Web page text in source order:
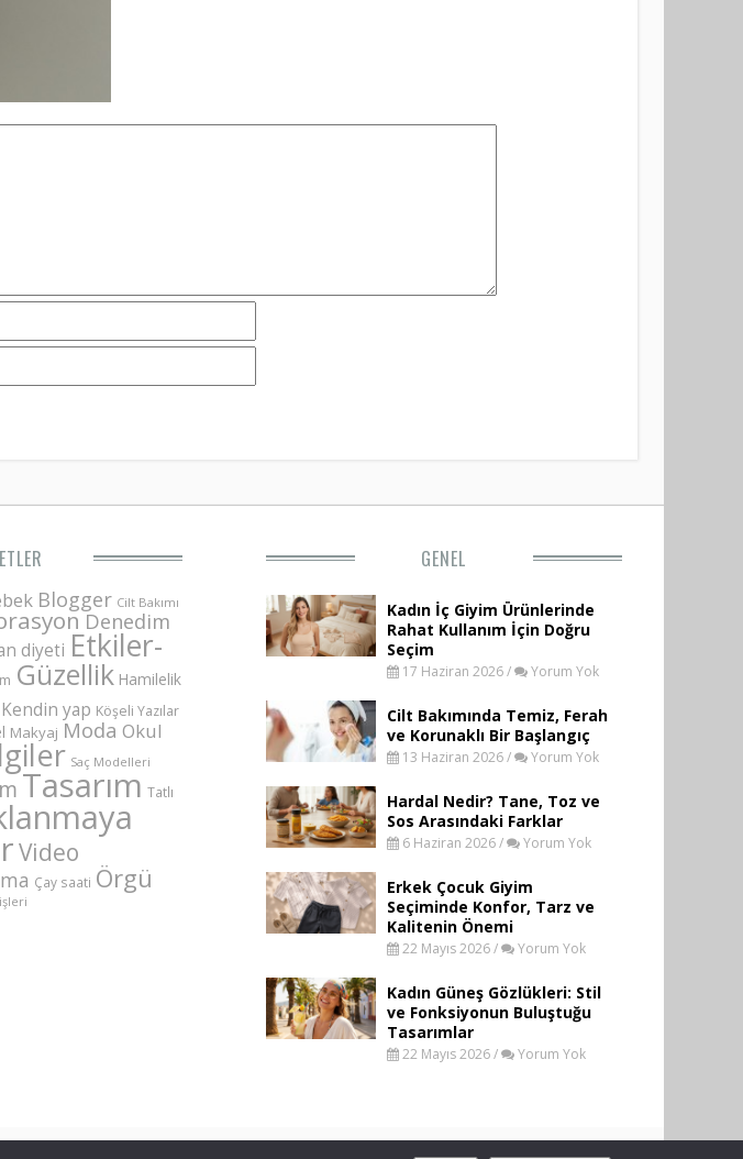
Blogger Cilt Bakımı
Denedim
diyeti Etkiler-
Güzellik Hamilelik
Kendin yap Köşeli Yazılar
Makyaj Moda Okul
Saç Modelleri
Tasarım Tatlı
Video
Çay saati Örgü
GENEL
Kadın İç Giyim Ürünlerinde
Rahat Kullanım İçin Doğru
Seçim
17 Haziran 2026 / Yorum Yok
Cilt Bakımında Temiz, Ferah
ve Korunaklı Bir Başlangıç
13 Haziran 2026 / Yorum Yok
Hardal Nedir? Tane, Toz ve
Sos Arasındaki Farklar
6 Haziran 2026 / Yorum Yok
Erkek Çocuk Giyim
Seçiminde Konfor, Tarz ve
Kalitenin Önemi
22 Mayıs 2026 / Yorum Yok
Kadın Güneş Gözlükleri: Stil
ve Fonksiyonun Buluştuğu
Tasarımlar
22 Mayıs 2026 / Yorum Yok